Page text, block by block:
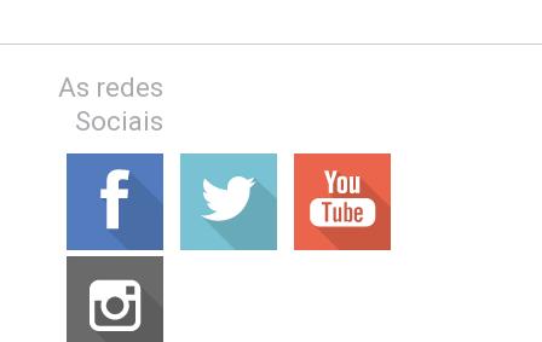
As redes
Sociais